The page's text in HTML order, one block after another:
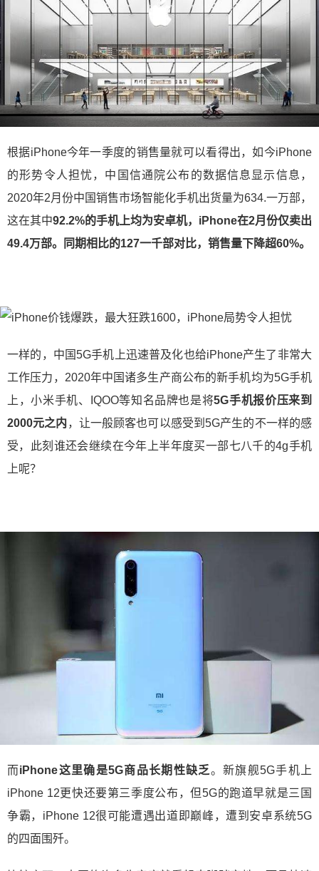
根据iPhone今年一季度的销售量就可以看得出，如今iPhone
的形势令人担忧，中国信通院公布的数据信息显示信息，
2020年2月份中国销售市场智能化手机出货量为634.一万部，
这在其中92.2%的手机上均为安卓机，iPhone在2月份仅卖出
49.4万部。同期相比的127一千部对比，销售量下降超60%。
一样的，中国5G手机上迅速普及化也给iPhone产生了非常大
工作压力，2020年中国诸多生产商公布的新手机均为5G手机
上，小米手机、IQOO等知名品牌也是将5G手机报价压来到
2000元之内 ，让一般顾客也可以感受到5G产生的不一样的感
受，此刻谁还会继续在今年上半年度买一部七八千的4g手机
上呢？
而iPhone这里确是5G商品长期性缺乏。新旗舰5G手机上
iPhone 12更快还要第三季度公布，但5G的跑道早就是三国
争霸，iPhone 12很可能遭遇出道即巅峰，遭到安卓系统5G
的四面围歼。